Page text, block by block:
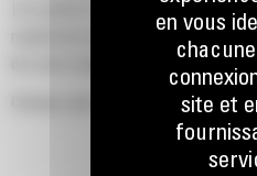
Les godets Cat sont conçus pour
rapidement afin d'améliorer
Chargez plus de matière plus
latérales du godet permettent une
dans le godet à chaque charge.
en vous
site et